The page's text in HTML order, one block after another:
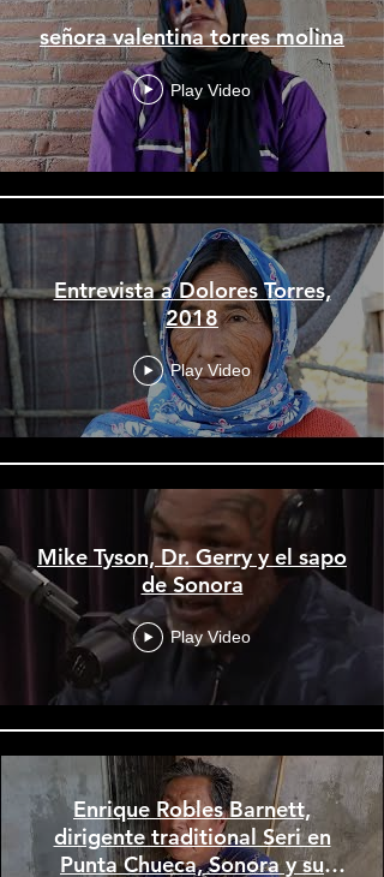
señora valentina torres molina
Play Video
Entrevista a Dolores Torres,
2018
Play Video
Mike Tyson, Dr. Gerry y el sapo
de Sonora
Play Video
Enrique Robles Barnett,
dirigente traditional Seri en
Punta Chueca, Sonora y su